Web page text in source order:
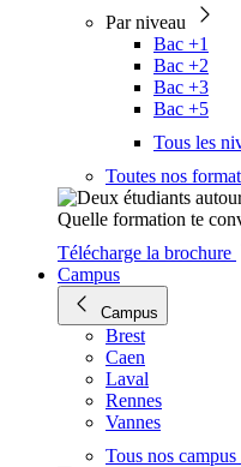
Par niveau
Bac +1
Bac +2
Bac +3
Bac +5
Tous les
Toutes nos
Quelle formation te
Télécharge la brochure
Campus
Campus
Brest
Caen
Laval
Rennes
Vannes
Tous nos campus